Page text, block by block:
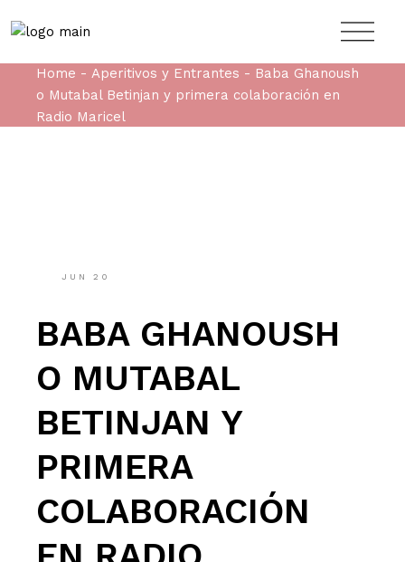
Home Aperitivos y Entrantes
Baba Ghanoush
o Mutabal Betinjan y primera colaboración en
Radio Maricel
JUN 20
BABA GHANOUSH
O MUTABAL
BETINJAN Y
PRIMERA
COLABORACIÓN